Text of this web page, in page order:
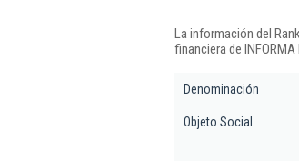
La información del
financiera de INFORMA
Denominación
Objeto Social